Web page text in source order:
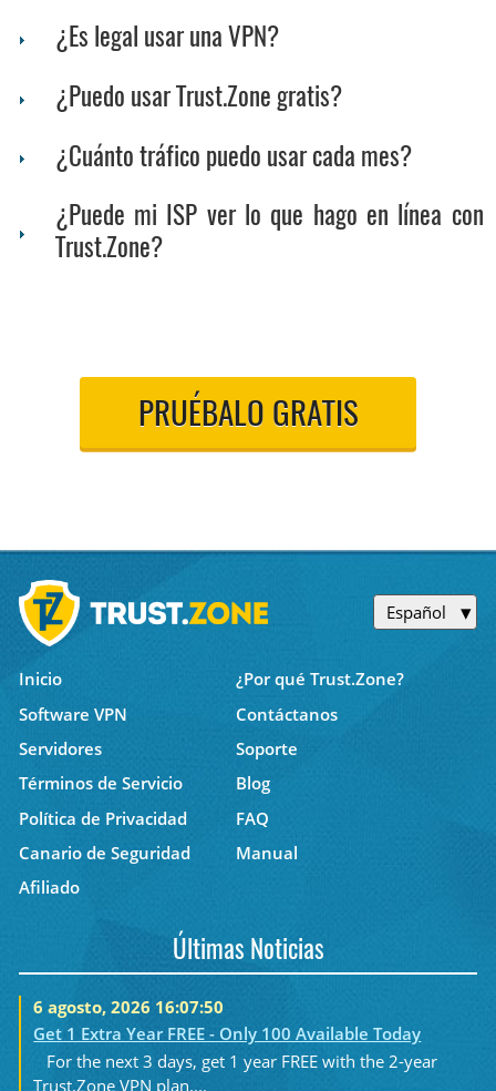
¿Es legal usar una VPN?
¿Puedo usar Trust.Zone gratis?
¿Cuánto tráfico puedo usar cada mes?
¿Puede mi ISP ver lo que hago en línea con
Trust.Zone?
PRUÉBALO GRATIS
Español
Inicio
¿Por qué Trust.Zone?
Software VPN
Contáctanos
Servidores
Soporte
Términos de Servicio
Blog
Política de Privacidad
FAQ
Canario de Seguridad
Manual
Afiliado
Últimas Noticias
6 agosto, 2026 16:07:50
Get 1 Extra Year FREE - Only 100 Available Today
For the next 3 days, get 1 year FREE with the 2-year
Trust.Zone VPN plan....